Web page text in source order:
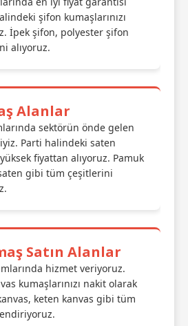
şifon kumaşlarınızı
İpek şifon, polyester şifon
alıyoruz.
Alanlar
sektörün önde gelen
Parti halindeki saten
fiyattan alıyoruz. Pamuk
gibi tüm çeşitlerini
Satın Alanlar
hizmet veriyoruz.
kumaşlarınızı nakit olarak
keten kanvas gibi tüm